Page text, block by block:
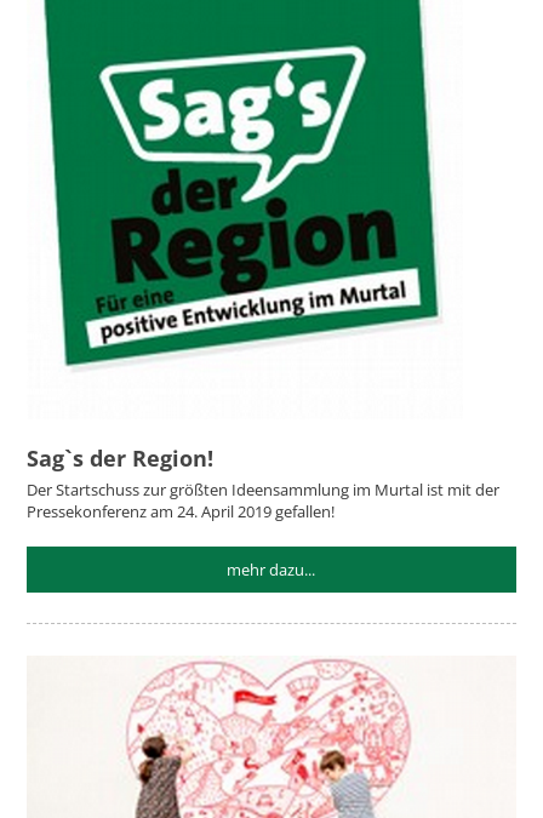
Sag`s der Region!
Der Startschuss zur größten Ideensammlung im Murtal ist mit der
Pressekonferenz am 24. April 2019 gefallen!
mehr dazu...